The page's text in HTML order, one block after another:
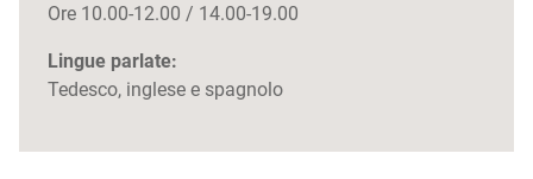
Ore 10.00-12.00 / 14.00-19.00
Lingue parlate:
Tedesco, inglese e spagnolo